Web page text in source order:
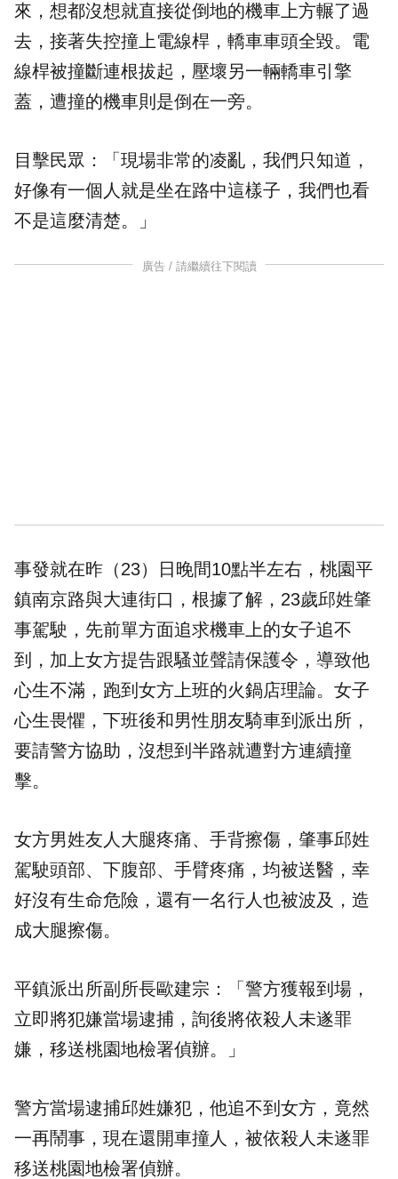
來，想都沒想就直接從倒地的機車上方輾了過
去，接著失控撞上電線桿，轎車車頭全毀。電
線桿被撞斷連根拔起，壓壞另一輛轎車引擎
蓋，遭撞的機車則是倒在一旁。
目擊民眾：「現場非常的凌亂，我們只知道，
好像有一個人就是坐在路中這樣子，我們也看
不是這麼清楚。」
廣告 / 請繼續往下閱讀
事發就在昨（23）日晚間10點半左右，桃園平
鎮南京路與大連街口，根據了解，23歲邱姓肇
事駕駛，先前單方面追求機車上的女子追不
到，加上女方提告跟騷並聲請保護令，導致他
心生不滿，跑到女方上班的火鍋店理論。女子
心生畏懼，下班後和男性朋友騎車到派出所，
要請警方協助，沒想到半路就遭對方連續撞
擊。
女方男姓友人大腿疼痛、手背擦傷，肇事邱姓
駕駛頭部、下腹部、手臂疼痛，均被送醫，幸
好沒有生命危險，還有一名行人也被波及，造
成大腿擦傷。
平鎮派出所副所長歐建宗：「警方獲報到場，
立即將犯嫌當場逮捕，詢後將依殺人未遂罪
嫌，移送桃園地檢署偵辦。」
警方當場逮捕邱姓嫌犯，他追不到女方，竟然
一再鬧事，現在還開車撞人，被依殺人未遂罪
移送桃園地檢署偵辦。